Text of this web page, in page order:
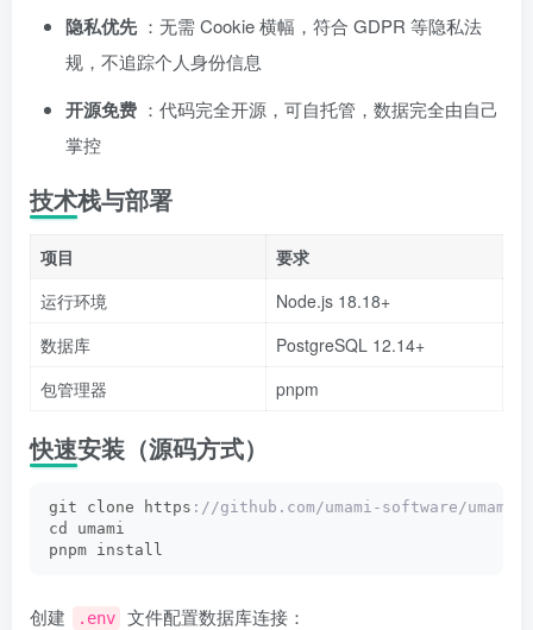
隐私优先 ：无需 Cookie 横幅，符合 GDPR 等隐私法
规，不追踪个人身份信息
开源免费 ：代码完全开源，可自托管，数据完全由自己
掌控
技术栈与部署
项目
要求
运行环境
Node.js 18.18+
数据库
PostgreSQL 12.14+
包管理器
pnpm
快速安装（源码方式）
git clone https ://github.com/umami-software/
cd umami
pnpm install
创建 .env 文件配置数据库连接：